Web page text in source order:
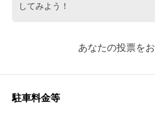
してみよう！
あなたの投票を
駐車料金等